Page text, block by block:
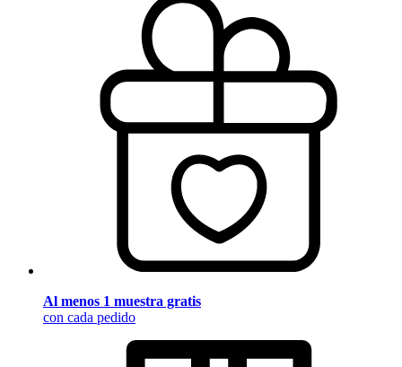
Al menos 1 muestra gratis
con cada pedido